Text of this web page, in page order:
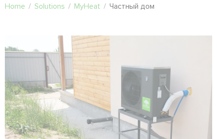
Home / Solutions / MyHeat / Частный дом